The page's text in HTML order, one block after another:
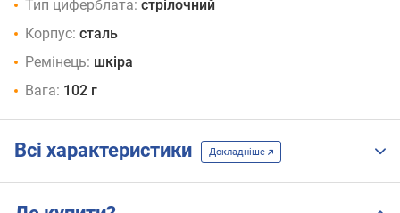
Тип циферблата: стрілочний
Корпус: сталь
Ремінець: шкіра
Вага: 102 г
Всі характеристики Докладніше